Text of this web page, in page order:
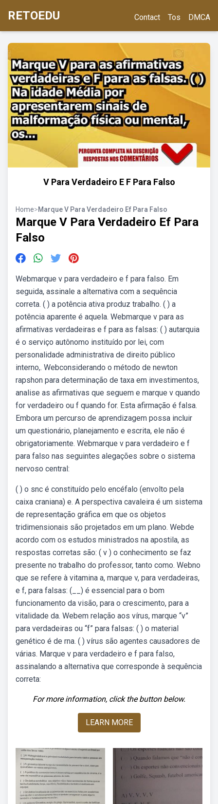
RETOEDU Contact Tos DMCA
V Para Verdadeiro E F Para Falso
Home>Marque V Para Verdadeiro Ef Para Falso
Marque V Para Verdadeiro Ef Para
Falso
Webmarque v para verdadeiro e f para falso. Em
seguida, assinale a alternativa com a sequência
correta. ( ) a potência ativa produz trabalho. ( ) a
potência aparente é aquela. Webmarque v para as
afirmativas verdadeiras e f para as falsas: ( ) autarquia
é o serviço autônomo instituído por lei, com
personalidade administrativa de direito público
interno,. Webconsiderando o método de newton
rapshon para determinação de taxa em investimentos,
analise as afirmativas que seguem e marque v quando
for verdadeiro ou f quando for. Esta afirmação é falsa.
Embora um percurso de aprendizagem possa incluir
um questionário, planejamento e escrita, ele não é
obrigatoriamente. Webmarque v para verdadeiro e f
para falso nas seguintes alegações sobre o sistema
nervoso central:
( ) o snc é constituído pelo encéfalo (envolto pela
caixa craniana) e. A perspectiva cavaleira é um sistema
de representação gráfica em que os objetos
tridimensionais são projetados em um plano. Webde
acordo com os estudos ministrados na apostila, as
respostas corretas são: ( v ) o conhecimento se faz
presente no trabalho do professor, tanto como. Webno
que se refere à vitamina a, marque v, para verdadeiras,
e f, para falsas: (__) é essencial para o bom
funcionamento da visão, para o crescimento, para a
vitalidade da. Webem relação aos vírus, marque “v”
para verdadeiras ou “f” para falsas: ( ) o material
genético é de rna. ( ) vírus são agentes causadores de
várias. Marque v para verdadeiro e f para falso,
assinalando a alternativa que corresponde à sequência
correta:
For more information, click the button below.
LEARN MORE